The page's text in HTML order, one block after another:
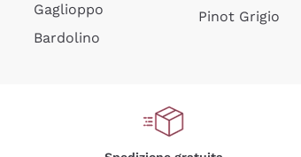
Gaglioppo
Bardolino
Pinot Grigio